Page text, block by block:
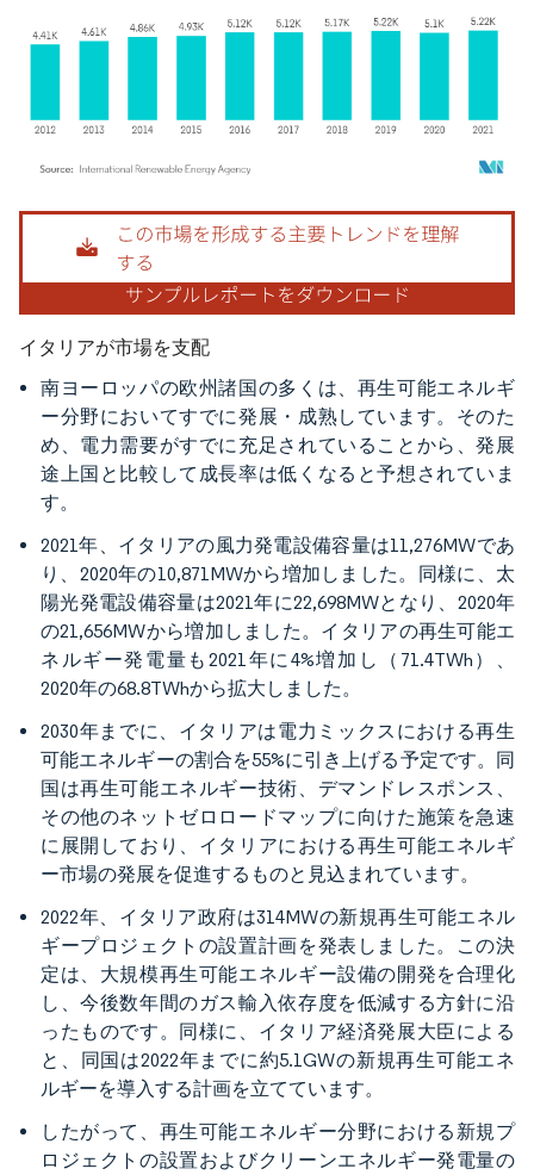
画像 © Mordor Intelligence。再利用にはCC BY 4.0の表示が必要です。
イタリアが市場を支配
南ヨーロッパの欧州諸国の多くは、再生可能エネルギ
ー分野においてすでに発展・成熟しています。そのた
め、電力需要がすでに充足されていることから、発展
途上国と比較して成長率は低くなると予想されていま
す。
2021年、イタリアの風力発電設備容量は11,276MWであ
り、2020年の10,871MWから増加しました。同様に、太
陽光発電設備容量は2021年に22,698MWとなり、2020年
の21,656MWから増加しました。イタリアの再生可能エ
ネルギー発電量も2021年に4%増加し（71.4TWh）、
2020年の68.8TWhから拡大しました。
2030年までに、イタリアは電力ミックスにおける再生
可能エネルギーの割合を55%に引き上げる予定です。同
国は再生可能エネルギー技術、デマンドレスポンス、
その他のネットゼロロードマップに向けた施策を急速
に展開しており、イタリアにおける再生可能エネルギ
ー市場の発展を促進するものと見込まれています。
2022年、イタリア政府は314MWの新規再生可能エネル
ギープロジェクトの設置計画を発表しました。この決
定は、大規模再生可能エネルギー設備の開発を合理化
し、今後数年間のガス輸入依存度を低減する方針に沿
ったものです。同様に、イタリア経済発展大臣による
と、同国は2022年までに約5.1GWの新規再生可能エネ
ルギーを導入する計画を立てています。
したがって、再生可能エネルギー分野における新規プ
ロジェクトの設置およびクリーンエネルギー発電量の